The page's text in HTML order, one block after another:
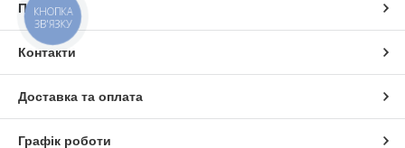
Про нас
Контакти
Доставка та оплата
Графік роботи
КНОПКА
ЗВ'ЯЗКУ